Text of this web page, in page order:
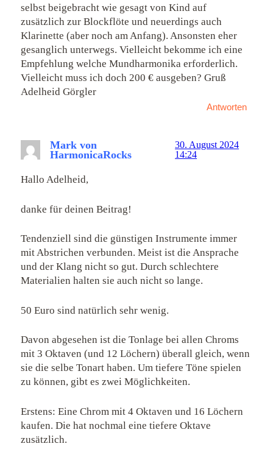
selbst beigebracht wie gesagt von Kind auf
zusätzlich zur Blockflöte und neuerdings auch
Klarinette (aber noch am Anfang). Ansonsten eher
gesanglich unterwegs. Vielleicht bekomme ich eine
Empfehlung welche Mundharmonika erforderlich.
Vielleicht muss ich doch 200 € ausgeben? Gruß
Adelheid Görgler
Antworten
Mark von
HarmonicaRocks
30. August 2024
14:24
Hallo Adelheid,
danke für deinen Beitrag!
Tendenziell sind die günstigen Instrumente immer
mit Abstrichen verbunden. Meist ist die Ansprache
und der Klang nicht so gut. Durch schlechtere
Materialien halten sie auch nicht so lange.
50 Euro sind natürlich sehr wenig.
Davon abgesehen ist die Tonlage bei allen Chroms
mit 3 Oktaven (und 12 Löchern) überall gleich, wenn
sie die selbe Tonart haben. Um tiefere Töne spielen
zu können, gibt es zwei Möglichkeiten.
Erstens: Eine Chrom mit 4 Oktaven und 16 Löchern
kaufen. Die hat nochmal eine tiefere Oktave
zusätzlich.